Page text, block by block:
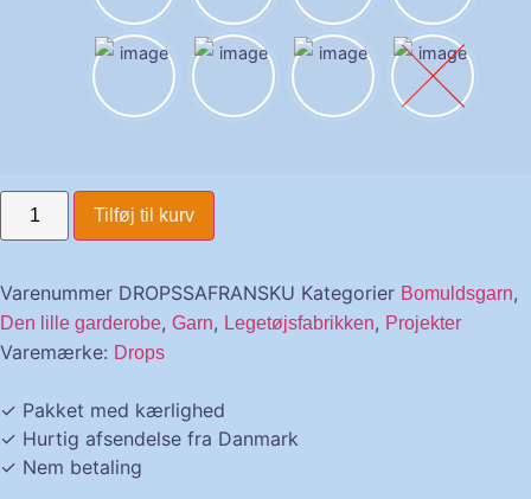
Tilføj til kurv
Varenummer DROPSSAFRANSKU Kategorier Bomuldsgarn,
Den lille garderobe, Garn, Legetøjsfabrikken, Projekter
Varemærke: Drops
✓ Pakket med kærlighed
✓ Hurtig afsendelse fra Danmark
✓ Nem betaling